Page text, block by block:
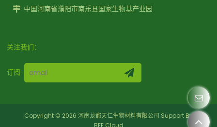
中国河南省濮阳市南乐县国家生物基产业园
关注我们：
订阅
Copyright © 2026 河南龙都天仁生物材料有限公司 Support By